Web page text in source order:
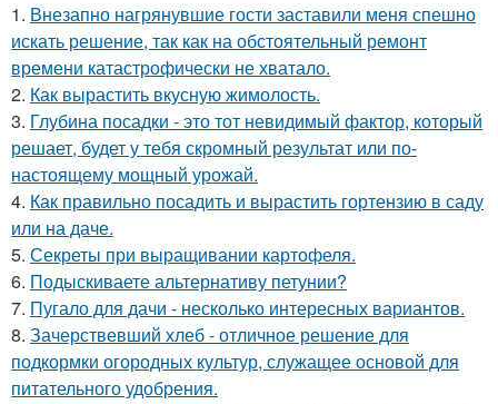
1. Внезапно нагрянувшие гости заставили меня спешно
искать решение, так как на обстоятельный ремонт
времени катастрофически не хватало.
2. Как вырастить вкусную жимолость.
3. Глубина посадки - это тот невидимый фактор, который
решает, будет у тебя скромный результат или по-
настоящему мощный урожай.
4. Как правильно посадить и вырастить гортензию в саду
или на даче.
5. Секреты при выращивании картофеля.
6. Подыскиваете альтернативу петунии?
7. Пугало для дачи - несколько интересных вариантов.
8. Зачерствевший хлеб - отличное решение для
подкормки огородных культур, служащее основой для
питательного удобрения.